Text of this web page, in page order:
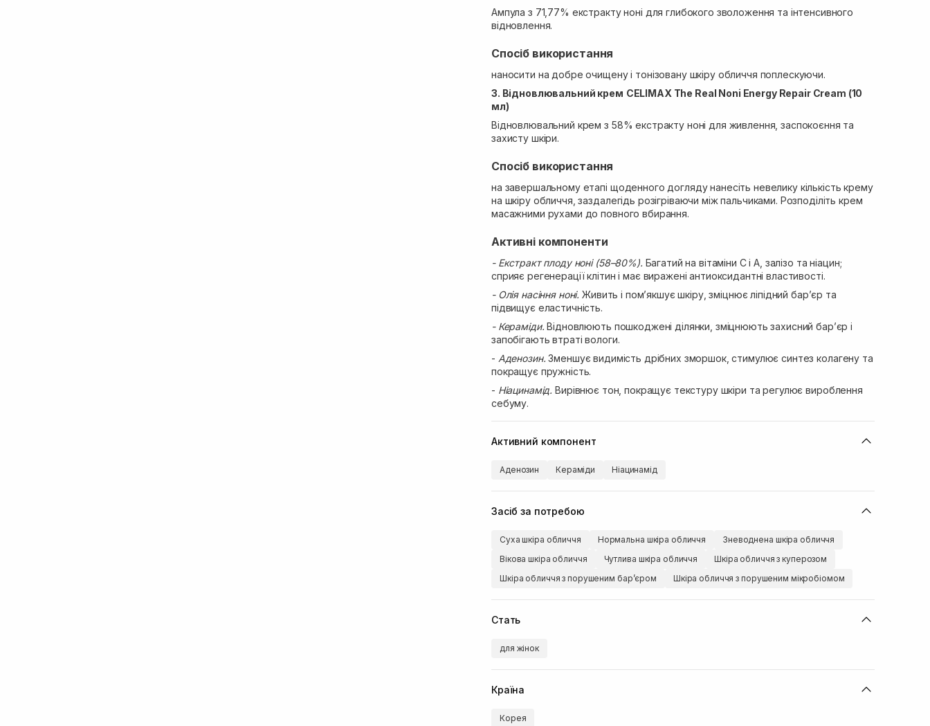
Ампула з 71,77% екстракту ноні для глибокого зволоження та інтенсивного
відновлення.
Спосіб використання
наносити на добре очищену і тонізовану шкіру обличчя поплескуючи.
3. Відновлювальний крем CELIMAX The Real Noni Energy Repair Cream (10
мл)
Відновлювальний крем з 58% екстракту ноні для живлення, заспокоєння та
захисту шкіри.
Спосіб використання
на завершальному етапі щоденного догляду нанесіть невелику кількість крему
на шкіру обличчя, заздалегідь розігріваючи між пальчиками. Розподіліть крем
масажними рухами до повного вбирання.
Активні компоненти
- Екстракт плоду ноні (58–80%). Багатий на вітаміни С і А, залізо та ніацин;
сприяє регенерації клітин і має виражені антиоксидантні властивості.
- Олія насіння ноні.Живить і пом’якшує шкіру, зміцнює ліпідний бар’єр та
підвищує еластичність.
- Кераміди. Відновлюють пошкоджені ділянки, зміцнюють захисний бар’єр і
запобігають втраті вологи.
- Аденозин. Зменшує видимість дрібних зморшок, стимулює синтез колагену та
покращує пружність.
- Ніацинамід. Вирівнює тон, покращує текстуру шкіри та регулює вироблення
себуму.
Активний компонент
Аденозин Кераміди Ніацинамід
Засіб за потребою
Суха шкіра обличчя Нормальна шкіра обличчя
Зневоднена шкіра обличчя
Вікова шкіра обличчя
Чутлива шкіра обличчя
Шкіра обличчя з куперозом
Шкіра обличчя з порушеним барʼєром
Шкіра обличчя з порушеним мікробіомом
Стать
для жінок
Країна
Корея